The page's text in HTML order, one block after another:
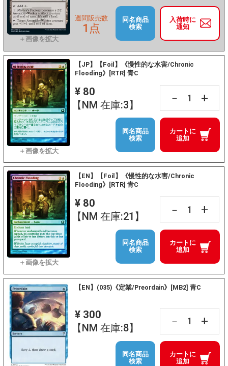
入荷時に
通知
週間販売数
1点
同名商品
検索
【JP】【Foil】《慢性的な水害/Chronic
Flooding》[RTR] 青C
¥ 80
【NM 在庫:3】
－ +
カートに
追加
同名商品
検索
【EN】【Foil】《慢性的な水害/Chronic
Flooding》[RTR] 青C
¥ 80
【NM 在庫:21】
－ +
カートに
追加
同名商品
検索
【EN】(035)《定業/Preordain》[MB2] 青C
¥ 300
【NM 在庫:8】
－ +
カートに
追加
同名商品
検索